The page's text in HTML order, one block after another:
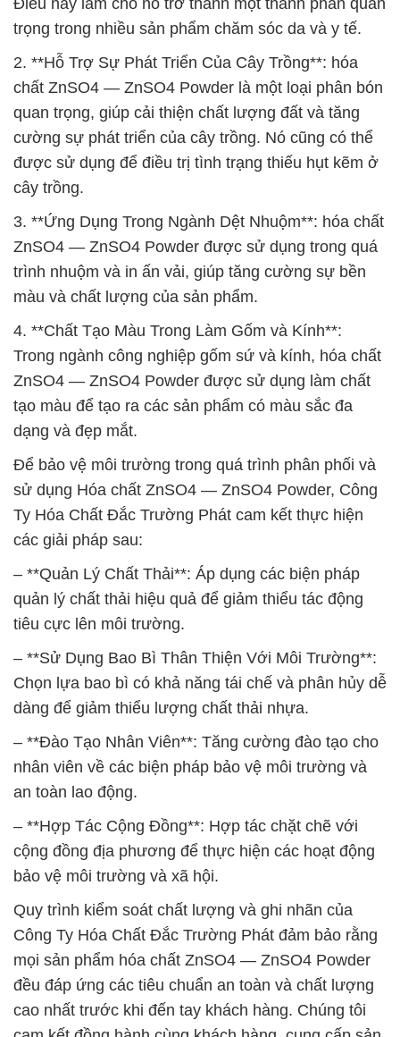
Điều này làm cho nó trở thành một thành phần quan
trọng trong nhiều sản phẩm chăm sóc da và y tế.
2. **Hỗ Trợ Sự Phát Triển Của Cây Trồng**: hóa
chất ZnSO4 — ZnSO4 Powder là một loại phân bón
quan trọng, giúp cải thiện chất lượng đất và tăng
cường sự phát triển của cây trồng. Nó cũng có thể
được sử dụng để điều trị tình trạng thiếu hụt kẽm ở
cây trồng.
3. **Ứng Dụng Trong Ngành Dệt Nhuộm**: hóa chất
ZnSO4 — ZnSO4 Powder được sử dụng trong quá
trình nhuộm và in ấn vải, giúp tăng cường sự bền
màu và chất lượng của sản phẩm.
4. **Chất Tạo Màu Trong Làm Gốm và Kính**:
Trong ngành công nghiệp gốm sứ và kính, hóa chất
ZnSO4 — ZnSO4 Powder được sử dụng làm chất
tạo màu để tạo ra các sản phẩm có màu sắc đa
dạng và đẹp mắt.
Để bảo vệ môi trường trong quá trình phân phối và
sử dụng Hóa chất ZnSO4 — ZnSO4 Powder, Công
Ty Hóa Chất Đắc Trường Phát cam kết thực hiện
các giải pháp sau:
– **Quản Lý Chất Thải**: Áp dụng các biện pháp
quản lý chất thải hiệu quả để giảm thiểu tác động
tiêu cực lên môi trường.
– **Sử Dụng Bao Bì Thân Thiện Với Môi Trường**:
Chọn lựa bao bì có khả năng tái chế và phân hủy dễ
dàng để giảm thiểu lượng chất thải nhựa.
– **Đào Tạo Nhân Viên**: Tăng cường đào tạo cho
nhân viên về các biện pháp bảo vệ môi trường và
an toàn lao động.
– **Hợp Tác Cộng Đồng**: Hợp tác chặt chẽ với
cộng đồng địa phương để thực hiện các hoạt động
bảo vệ môi trường và xã hội.
Quy trình kiểm soát chất lượng và ghi nhãn của
Công Ty Hóa Chất Đắc Trường Phát đảm bảo rằng
mọi sản phẩm hóa chất ZnSO4 — ZnSO4 Powder
đều đáp ứng các tiêu chuẩn an toàn và chất lượng
cao nhất trước khi đến tay khách hàng. Chúng tôi